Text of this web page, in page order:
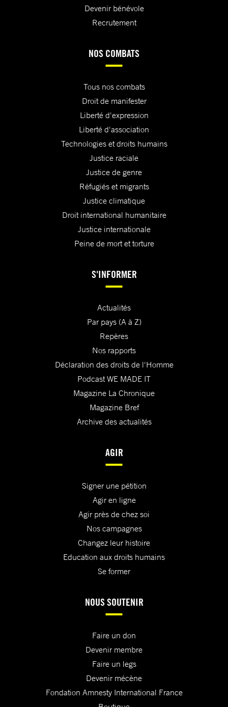
Devenir bénévole
Recrutement
NOS COMBATS
Tous nos combats
Droit de manifester
Liberté d'expression
Liberté d'association
Technologies et droits humains
Justice raciale
Justice de genre
Réfugiés et migrants
Justice climatique
Droit international humanitaire
Justice internationale
Peine de mort et torture
S'INFORMER
Actualités
Par pays (A à Z)
Repères
Nos rapports
Déclaration des droits de l'Homme
Podcast WE MADE IT
Magazine La Chronique
Magazine Bref
Archive des actualités
AGIR
Signer une pétition
Agir en ligne
Agir près de chez soi
Nos campagnes
Changez leur histoire
Education aux droits humains
Se former
NOUS SOUTENIR
Faire un don
Devenir membre
Faire un legs
Devenir mécène
Fondation Amnesty International France